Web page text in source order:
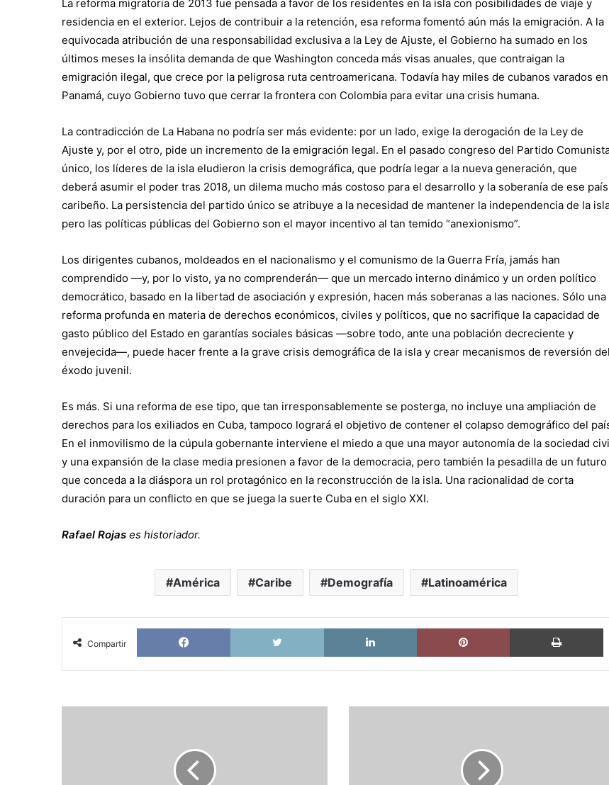
La reforma migratoria de 2013 fue pensada a favor de los residentes en la isla con posibilidades de viaje y
residencia en el exterior. Lejos de contribuir a la retención, esa reforma fomentó aún más la emigración. A la
equivocada atribución de una responsabilidad exclusiva a la Ley de Ajuste, el Gobierno ha sumado en los
últimos meses la insólita demanda de que Washington conceda más visas anuales, que contraigan la
emigración ilegal, que crece por la peligrosa ruta centroamericana. Todavía hay miles de cubanos varados en
Panamá, cuyo Gobierno tuvo que cerrar la frontera con Colombia para evitar una crisis humana.
La contradicción de La Habana no podría ser más evidente: por un lado, exige la derogación de la Ley de
Ajuste y, por el otro, pide un incremento de la emigración legal. En el pasado congreso del Partido
único, los líderes de la isla eludieron la crisis demográfica, que podría legar a la nueva generación, que
deberá asumir el poder tras 2018, un dilema mucho más costoso para el desarrollo y la soberanía de ese país
caribeño. La persistencia del partido único se atribuye a la necesidad de mantener la independencia de la
pero las políticas públicas del Gobierno son el mayor incentivo al tan temido “anexionismo”.
Los dirigentes cubanos, moldeados en el nacionalismo y el comunismo de la Guerra Fría, jamás han
comprendido —y, por lo visto, ya no comprenderán— que un mercado interno dinámico y un orden político
democrático, basado en la libertad de asociación y expresión, hacen más soberanas a las naciones. Sólo una
reforma profunda en materia de derechos económicos, civiles y políticos, que no sacrifique la capacidad de
gasto público del Estado en garantías sociales básicas —sobre todo, ante una población decreciente y
envejecida—, puede hacer frente a la grave crisis demográfica de la isla y crear mecanismos de reversión del
éxodo juvenil.
Es más. Si una reforma de ese tipo, que tan irresponsablemente se posterga, no incluye una ampliación de
derechos para los exiliados en Cuba, tampoco logrará el objetivo de contener el colapso demográfico del
En el inmovilismo de la cúpula gobernante interviene el miedo a que una mayor autonomía de la sociedad
y una expansión de la clase media presionen a favor de la democracia, pero también la pesadilla de un futuro
que conceda a la diáspora un rol protagónico en la reconstrucción de la isla. Una racionalidad de corta
duración para un conflicto en que se juega la suerte Cuba en el siglo XXI.
Rafael Rojas es historiador.
América Caribe Demografía Latinoamérica
Compartir
Facebook X LinkedIn Pinterest